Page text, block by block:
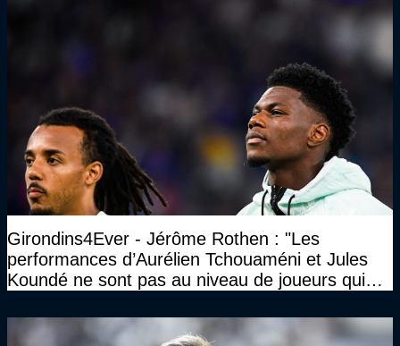
Girondins4Ever - Jérôme Rothen : "Les
performances d’Aurélien Tchouaméni et Jules
Koundé ne sont pas au niveau de joueurs qui